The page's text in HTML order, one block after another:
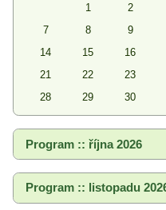
1 2
7
8 9
14
15 16
21
22 23
28
29 30
Program :: října 2026
Program :: listopadu